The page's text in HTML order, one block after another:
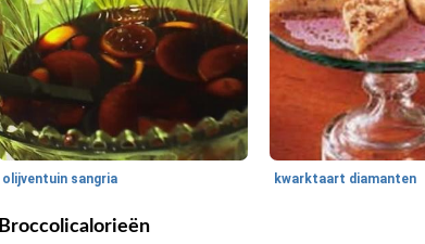
olijventuin sangria kwarktaart diamanten
Broccolicalorieën